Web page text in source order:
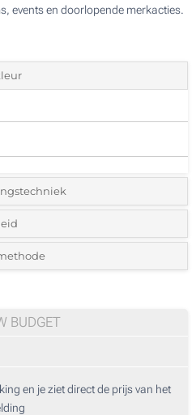
events en doorlopende merkacties.
van het logo:
kant)
BUDGET
en je ziet direct de prijs van het